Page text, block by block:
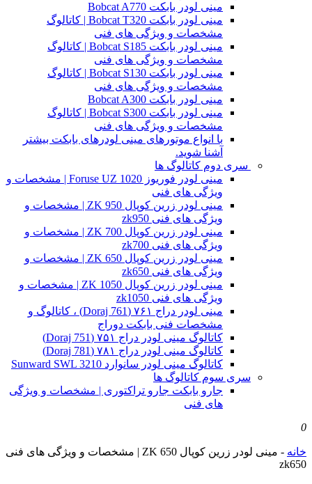
مینی لودر بابکت Bobcat A770
مینی لودر بابکت Bobcat T320 | کاتالوگ
مشخصات و ویژگی های فنی
مینی لودر بابکت Bobcat S185 | کاتالوگ
مشخصات و ویژگی های فنی
مینی لودر بابکت Bobcat S130 | کاتالوگ
مشخصات و ویژگی های فنی
مینی لودر بابکت Bobcat A300
مینی لودر بابکت Bobcat S300 | کاتالوگ
مشخصات و ویژگی های فنی
با انواع موتورهای مینی لودرهای بابکت بیشتر
آشنا شوید.
سری دوم کاتالوگ ها
مینی لودر فوریوز Foruse UZ 1020 | مشخصات و
ویژگی های فنی
مینی لودر زرین کوپال ZK 950 | مشخصات و
ویژگی های فنی zk950
مینی لودر زرین کوپال ZK 700 | مشخصات و
ویژگی های فنی zk700
مینی لودر زرین کوپال ZK 650 | مشخصات و
ویژگی های فنی zk650
مینی لودر زرین کوپال ZK 1050 | مشخصات و
ویژگی های فنی zk1050
مینی لودر دراج ۷۶۱ (Doraj 761) ، کاتالوگ و
مشخصات فنی بابکت دوراج
کاتالوگ مینی لودر دراج ۷۵۱ (Doraj 751)
کاتالوگ مینی لودر دراج ۷۸۱ (Doraj 781)
کاتالوگ مینی لودر سانوارد Sunward SWL 3210
سری سوم کاتالوگ ها
جارو بابکت جارو تراکتوری | مشخصات و ویژگی
های فنی
0
خانه -
مینی لودر زرین کوپال ZK 650 | مشخصات و ویژگی های فنی
zk650